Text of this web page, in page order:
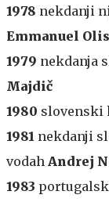
1978 nekdanji
Emmanuel
1979 nekdanja
Majdič
1980 slovenski
1981 nekdanji
vodah Andrej
1983